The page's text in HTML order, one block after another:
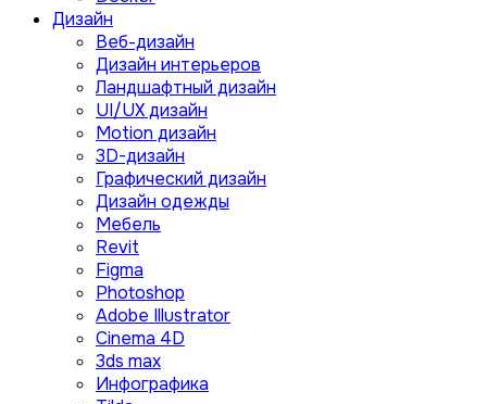
Дизайн
Веб-дизайн
Дизайн интерьеров
Ландшафтный дизайн
UI/UX дизайн
Motion дизайн
3D-дизайн
Графический дизайн
Дизайн одежды
Мебель
Revit
Figma
Photoshop
Adobe Illustrator
Сinema 4D
3ds max
Инфографика